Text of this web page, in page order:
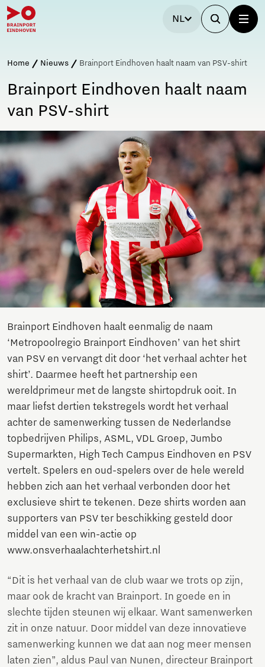
NL
Home Nieuws Brainport Eindhoven haalt naam van PSV-shirt
Brainport Eindhoven haalt naam
van PSV-shirt
Brainport Eindhoven haalt eenmalig de naam
‘Metropoolregio Brainport Eindhoven’ van het shirt
van PSV en vervangt dit door ‘het verhaal achter het
shirt’. Daarmee heeft het partnership een
wereldprimeur met de langste shirtopdruk ooit. In
maar liefst dertien tekstregels wordt het verhaal
achter de samenwerking tussen de Nederlandse
topbedrijven Philips, ASML, VDL Groep, Jumbo
Supermarkten, High Tech Campus Eindhoven en PSV
vertelt. Spelers en oud-spelers over de hele wereld
hebben zich aan het verhaal verbonden door het
exclusieve shirt te tekenen. Deze shirts worden aan
supporters van PSV ter beschikking gesteld door
middel van een win-actie op
www.onsverhaalachterhetshirt.nl
“Dit is het verhaal van de club waar we trots op zijn,
maar ook de kracht van Brainport. In goede en in
slechte tijden steunen wij elkaar. Want samenwerken
zit in onze natuur. Door middel van deze innovatieve
samenwerking kunnen we dat aan nog meer mensen
laten zien”, aldus Paul van Nunen, directeur Brainport